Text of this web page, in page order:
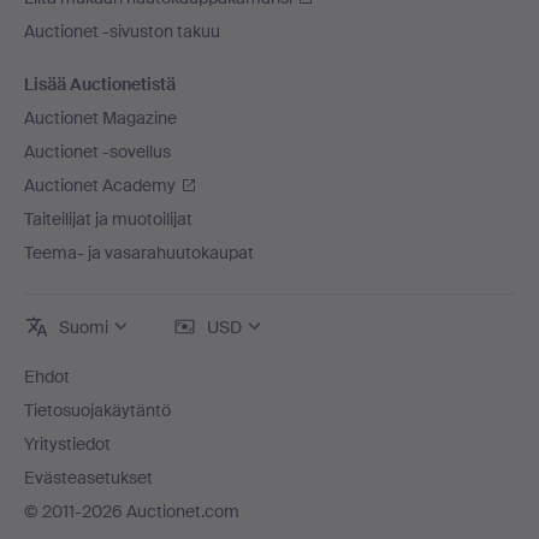
Auctionet -sivuston takuu
Lisää Auctionetistä
Auctionet Magazine
Auctionet -sovellus
Auctionet Academy
Taiteilijat ja muotoilijat
Teema- ja vasarahuutokaupat
Suomi USD
Ehdot
Tietosuojakäytäntö
Yritystiedot
Evästeasetukset
© 2011-2026 Auctionet.com